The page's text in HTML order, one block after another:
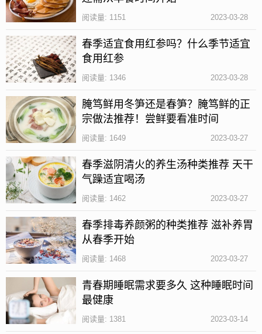
力、环境、饮食、遗传等都有一定的关系，所以想要
善。
缺乏维生素b6的症状
1、婴儿缺乏维生素b6很容易出现惊厥和痫性发作，严
重情况下还可能会影响婴儿的智力发育。
2、身体四肢远端感觉丧失，身体无力。
2023-03-28
阅读量: 1151
春季适宜食用红参吗？什么季节适宜
食用红参
2023-03-28
阅读量: 1346
腌笃鲜用冬笋还是春笋？腌笃鲜的正
宗做法推荐！尝鲜要看准时间
2023-03-27
阅读量: 1649
春季滋阴清火的养生汤种类推荐 天干
气躁适宜喝汤
2023-03-27
阅读量: 1462
春季排毒养颜粥的种类推荐 滋补养胃
从春季开始
2023-03-27
阅读量: 1468
青春期睡眠需求要多久 这种睡眠时间
最健康
2023-03-14
阅读量: 1381